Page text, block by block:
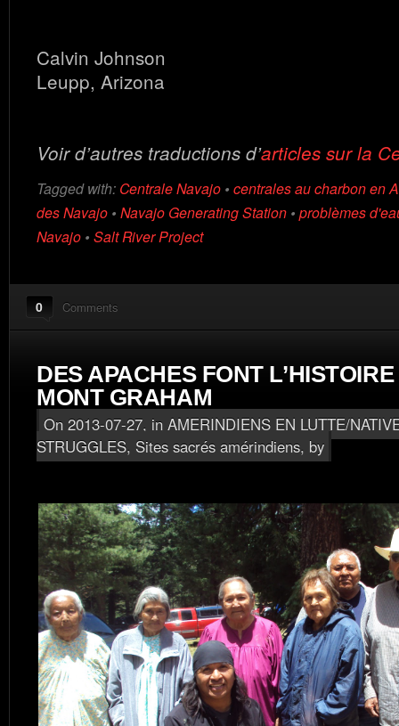
Calvin Johnson
Leupp, Arizona
Voir d’autres traductions d’articles sur la
Tagged with: Centrale Navajo • centrales au charbon en
des Navajo • Navajo Generating Station • problèmes
Navajo • Salt River Project
0 Comments
DES APACHES FONT
MONT GRAHAM
On 2013-07-27, in AMERINDIENS EN LUTTE/
STRUGGLES, Sites sacrés amérindiens, by